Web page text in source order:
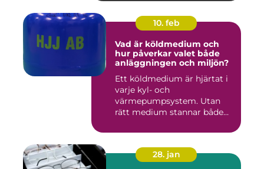
10. feb
Vad är köldmedium och
hur påverkar valet både
anläggningen och miljön?
Ett köldmedium är hjärtat i
varje kyl- och
värmepumpsystem. Utan
rätt medium stannar både
28. jan